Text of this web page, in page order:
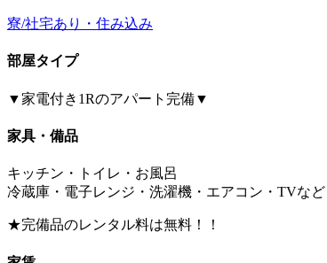
寮/社宅あり・住み込み
部屋タイプ
▼家電付き1Rのアパート完備▼
家具・備品
キッチン・トイレ・お風呂
冷蔵庫・電子レンジ・洗濯機・エアコン・TVなど
★完備品のレンタル料は無料！！